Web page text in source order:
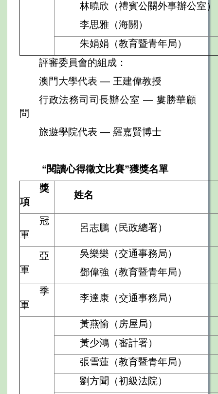
林曉欣（禮賓公關外事辦公室）
李思雅（海關）
朱娟娟（教育暨青年局）
評審委員會的組成：
澳門大學代表 — 王建偉教授
行政法務司司長辦公室 — 婁勝華顧
問
旅遊學院代表 — 羅嘉賢博士
“閱讀心得徵文比賽”獲獎名單
獎
項
姓名
冠
軍
呂志鵬（民政總署）
亞
軍
吳樂樂（交通事務局）
鄧偉強（教育暨青年局）
季
軍
李達康（交通事務局）
黃燕愉（房屋局）
黃少鴻（審計署）
張雪蓮（教育暨青年局）
劉方聞（初級法院）